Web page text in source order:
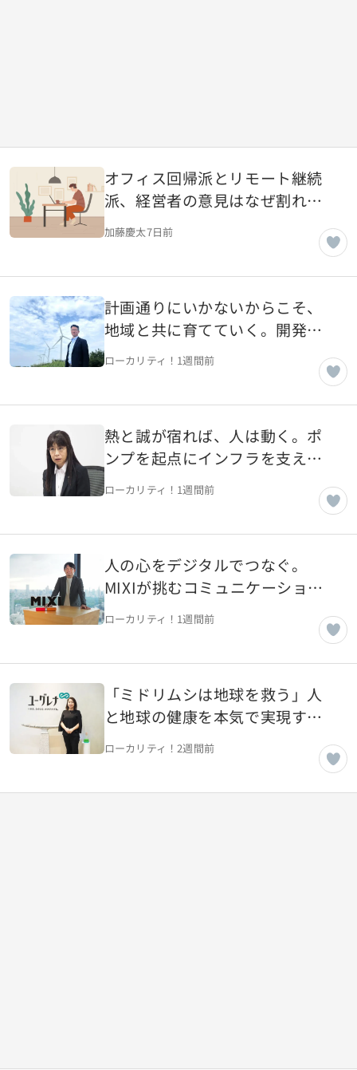
オフィス回帰派とリモート継続
派、経営者の意見はなぜ割れる
のか
加藤慶太7日前
計画通りにいかないからこそ、
地域と共に育てていく。開発
屋・修理屋から、エネルギーを
支えるインフラ企業へ【東京都
ローカリティ！ 1週間前
熱と誠が宿れば、人は動く。ポ
ンプを起点にインフラを支える
「世界のエクセレントカンパニ
ローカリティ！ 1週間前
人の心をデジタルでつなぐ。
MIXIが挑むコミュニケーション
「Me Time」を「We Time」
に。「誰かと驚き、楽しみ、語
ローカリティ！ 1週間前
「ミドリムシは地球を救う」人
と地球の健康を本気で実現する
ユーグレナ社の使命【東京都港
ローカリティ！2週間前